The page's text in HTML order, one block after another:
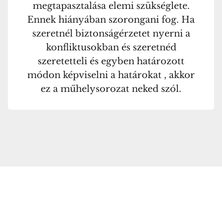
megtapasztalása elemi szükséglete.
Ennek hiányában szorongani fog. Ha
szeretnél biztonságérzetet nyerni a
konfliktusokban és szeretnéd
szeretetteli és egyben határozott
módon képviselni a határokat , akkor
ez a műhelysorozat neked szól.